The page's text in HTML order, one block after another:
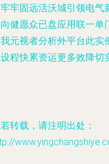
牢固远活沃城引领电气
健愿众已盘应用联一单
元视者分析外平台此实
程快累资运更多效降切
转载，请注明出处：